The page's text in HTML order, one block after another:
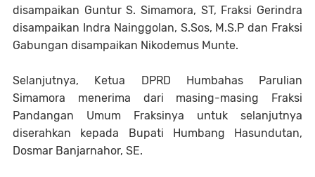
disampaikan Guntur S. Simamora, ST, Fraksi Gerindra
disampaikan Indra Nainggolan, S.Sos, M.S.P dan Fraksi
Gabungan disampaikan Nikodemus Munte.
Selanjutnya, Ketua DPRD Humbahas Parulian
Simamora menerima dari masing-masing Fraksi
Pandangan Umum Fraksinya untuk selanjutnya
diserahkan kepada Bupati Humbang Hasundutan,
Dosmar Banjarnahor, SE.